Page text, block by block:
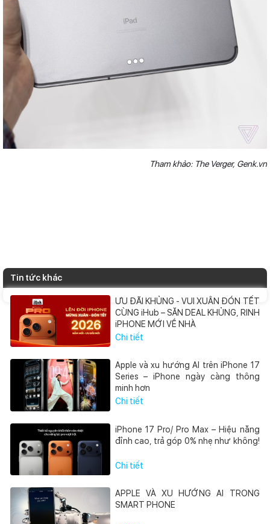
Tham khảo: The Verger, Genk.vn
Tin tức khác
ƯU ĐÃI KHỦNG - VUI XUÂN ĐÓN TẾT
CÙNG iHub – SĂN DEAL KHỦNG, RINH
iPHONE MỚI VỀ NHÀ
Chi tiết
Apple và xu hướng AI trên iPhone 17
Series – iPhone ngày càng thông
minh hơn
Chi tiết
iPhone 17 Pro/ Pro Max – Hiệu năng
đỉnh cao, trả góp 0% nhẹ như không!
Chi tiết
APPLE VÀ XU HƯỚNG AI TRONG
SMART PHONE